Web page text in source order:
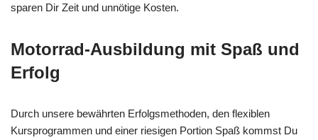
sparen Dir Zeit und unnötige Kosten.
Motorrad-Ausbildung mit Spaß und
Erfolg
Durch unsere bewährten Erfolgsmethoden, den flexiblen
Kursprogrammen und einer riesigen Portion Spaß kommst Du